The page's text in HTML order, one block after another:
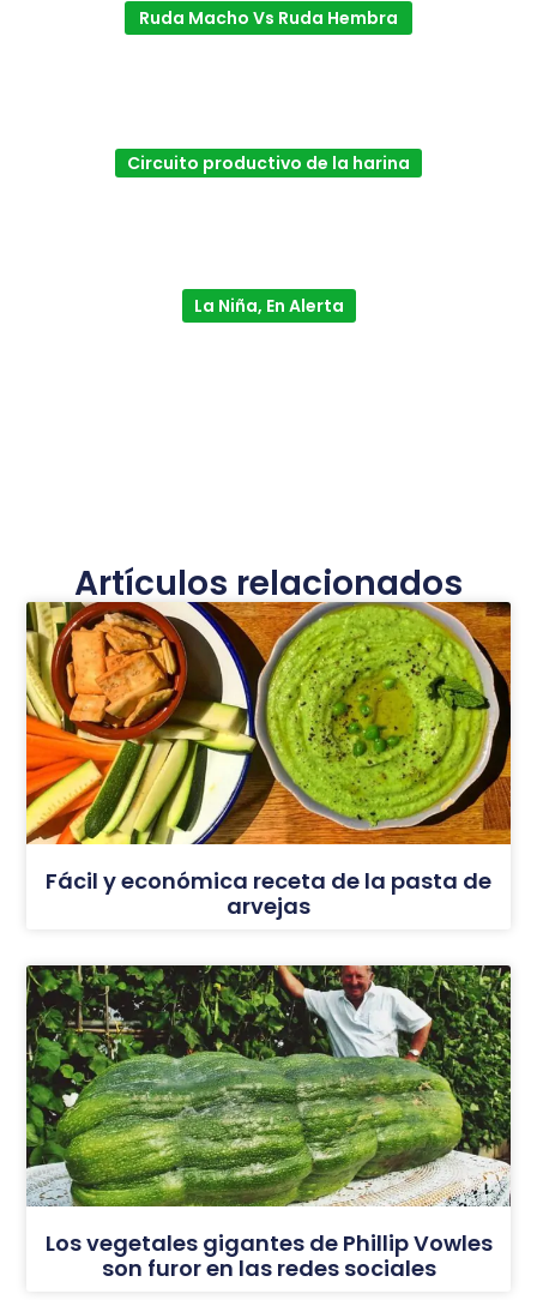
Ruda Macho Vs Ruda Hembra
Circuito productivo de la harina
La Niña, En Alerta
Artículos relacionados
Fácil y económica receta de la pasta de
arvejas
Los vegetales gigantes de Phillip Vowles
son furor en las redes sociales